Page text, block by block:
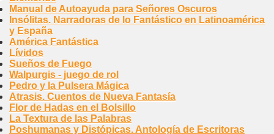
Manual de Autoayuda para Señores Oscuros
Insólitas. Narradoras de lo Fantástico en Latinoamérica
y España
América Fantástica
Lívidos
Sueños de Fuego
Walpurgis - juego de rol
Pedro y la Pulsera Mágica
Atrasis. Cuentos de Nueva Fantasía
Flor de Hadas en el Bolsillo
La Textura de las Palabras
Poshumanas y Distópicas. Antología de Escritoras